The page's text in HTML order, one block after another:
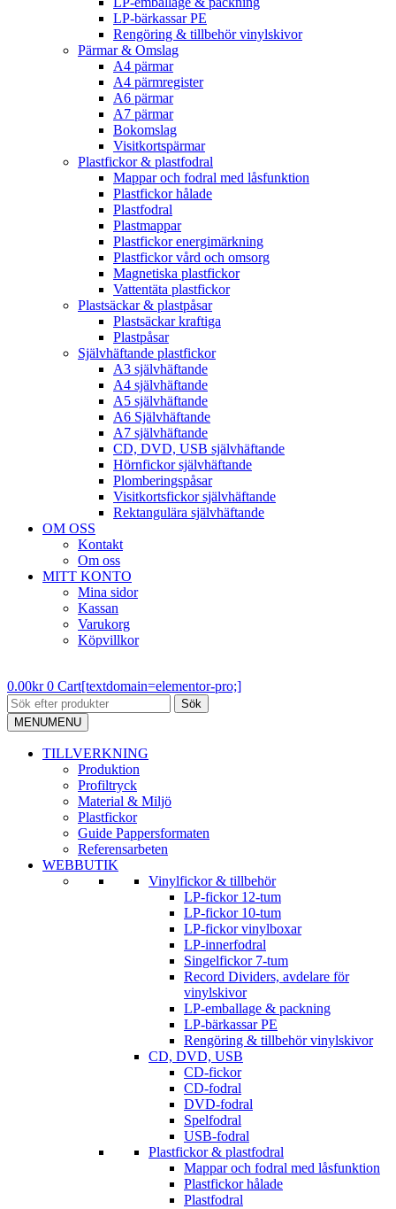
LP-bärkassar PE
Rengöring & tillbehör vinylskivor
Pärmar & Omslag
A4 pärmar
A4 pärmregister
A6 pärmar
A7 pärmar
Bokomslag
Visitkortspärmar
Plastfickor & plastfodral
Mappar och fodral med låsfunktion
Plastfickor hålade
Plastfodral
Plastmappar
Plastfickor energimärkning
Plastfickor vård och omsorg
Magnetiska plastfickor
Vattentäta plastfickor
Plastsäckar & plastpåsar
Plastsäckar kraftiga
Plastpåsar
Självhäftande plastfickor
A3 självhäftande
A4 självhäftande
A5 självhäftande
A6 Självhäftande
A7 självhäftande
CD, DVD, USB självhäftande
Hörnfickor självhäftande
Plomberingspåsar
Visitkortsfickor självhäftande
Rektangulära självhäftande
OM OSS
Kontakt
Om oss
MITT KONTO
Mina sidor
Kassan
Varukorg
Köpvillkor
0.00kr 0 Cart[textdomain=elementor-pro;]
Sök
MENUMENU
TILLVERKNING
Produktion
Profiltryck
Material & Miljö
Plastfickor
Guide Pappersformaten
Referensarbeten
WEBBUTIK
Vinylfickor & tillbehör
LP-fickor 12-tum
LP-fickor 10-tum
LP-fickor vinylboxar
LP-innerfodral
Singelfickor 7-tum
Record Dividers, avdelare för
vinylskivor
LP-emballage & packning
LP-bärkassar PE
Rengöring & tillbehör vinylskivor
CD, DVD, USB
CD-fickor
CD-fodral
DVD-fodral
Spelfodral
USB-fodral
Plastfickor & plastfodral
Mappar och fodral med låsfunktion
Plastfickor hålade
Plastfodral